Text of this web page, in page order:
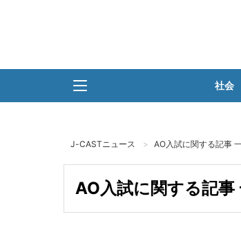
社会
J-CASTニュース AO入試に関する記事
AO入試に関する記事